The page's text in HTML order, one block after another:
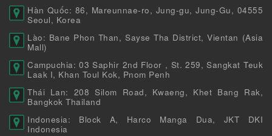
Hàn Quốc: 86, Mareunnae-ro, Jung-gu, Jung-Gu, 04555
Seoul, Korea
Lào: Bane Phon Than, Sayse Tha District, Vientan (Asia
Mall)
Campuchia: 03 Saphir 2nd Floor , St. 259, Sangkat Teuk
Laak I, Khan Toul Kok, Pnom Penh
Thái Lan: 208 Silom Road, Kwaeng, Khet Bang Rak,
Bangkok Thailand
Indonesia: Block A, Harco Manga Dua, JKT DKI
Indonesia